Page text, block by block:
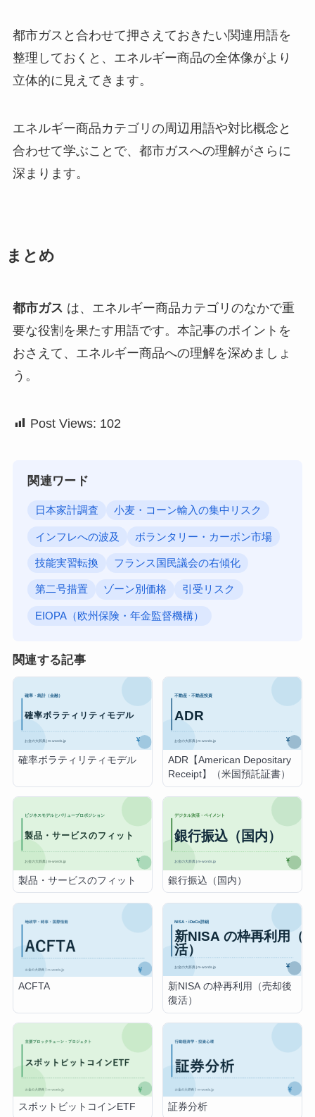
都市ガスと合わせて押さえておきたい関連用語を
整理しておくと、エネルギー商品の全体像がより
立体的に見えてきます。
エネルギー商品カテゴリの周辺用語や対比概念と
合わせて学ぶことで、都市ガスへの理解がさらに
深まります。
まとめ
都市ガス は、エネルギー商品カテゴリのなかで重
要な役割を果たす用語です。本記事のポイントを
おさえて、エネルギー商品への理解を深めましょ
う。
Post Views: 102
関連ワード
日本家計調査 小麦・コーン輸入の集中リスク
インフレへの波及 ボランタリー・カーボン市場
技能実習転換 フランス国民議会の右傾化
第二号措置 ゾーン別価格 引受リスク
EIOPA（欧州保険・年金監督機構）
関連する記事
確率ボラティリティモデル
ADR【American Depositary
Receipt】（米国預託証書）
製品・サービスのフィット 銀行振込（国内）
ACFTA
新NISA の枠再利用（売却後
復活）
スポットビットコインETF 証券分析